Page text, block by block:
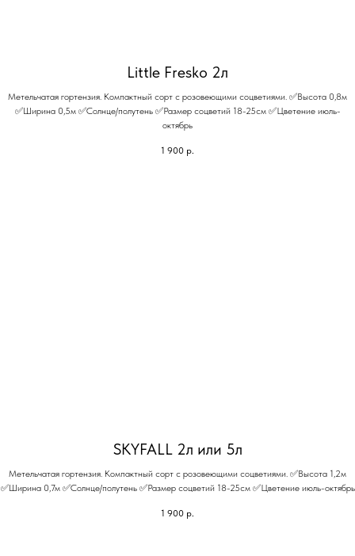
Little Fresko 2л
Метельчатая гортензия. Компактный сорт с розовеющими соцветиями. ✅Высота 0,8м
✅Ширина 0,5м ✅Солнце/полутень ✅Размер соцветий 18-25см ✅Цветение июль-
октябрь
1 900 р.
SKYFALL 2л или 5л
Метельчатая гортензия. Компактный сорт с розовеющими соцветиями. ✅Высота 1,2м
✅Ширина 0,7м ✅Солнце/полутень ✅Размер соцветий 18-25см ✅Цветение июль-октябрь
1 900 р.